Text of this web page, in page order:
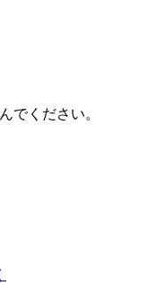
でください。